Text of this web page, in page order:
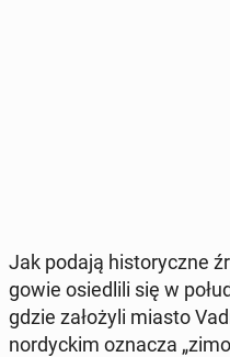
Jak podają hi­sto­rycz­ne
go­wie osie­dli­li się w
gdzie za­ło­ży­li miasto
nor­dyc­kim oznacza